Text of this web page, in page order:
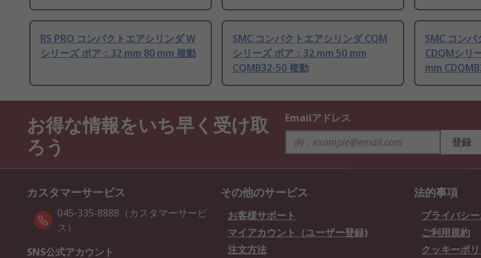
RS PRO コンパクトエアシリンダ W
シリーズ ボア：32 mm 80 mm 複動
SMC コンパクトエアシリンダ CQM
シリーズ ボア：32 mm 50 mm
CQMB32-50 複動
SMC コン
CDQMシリ
mm
お得な情報をいち早く受け取
ろう
Emailアドレス
登録
カスタマーサービス
045-335-8888（カスタマーサービ
ス）
SNS公式アカウント
その他のサービス
お客様サポート
マイアカウント（ユーザー登録)
注文方法
法的事項
プライバシ
ご利用規約
クッキーポ